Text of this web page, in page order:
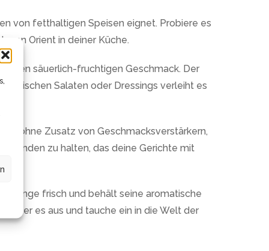
von fetthaltigen Speisen eignet. Probiere es
von Orient in deiner Küche.
säuerlich-fruchtigen Geschmack. Der
frischen Salaten oder Dressings verleiht es
ohne Zusatz von Geschmacksverstärkern,
Händen zu halten, das deine Gerichte mit
lange frisch und behält seine aromatische
es aus und tauche ein in die Welt der